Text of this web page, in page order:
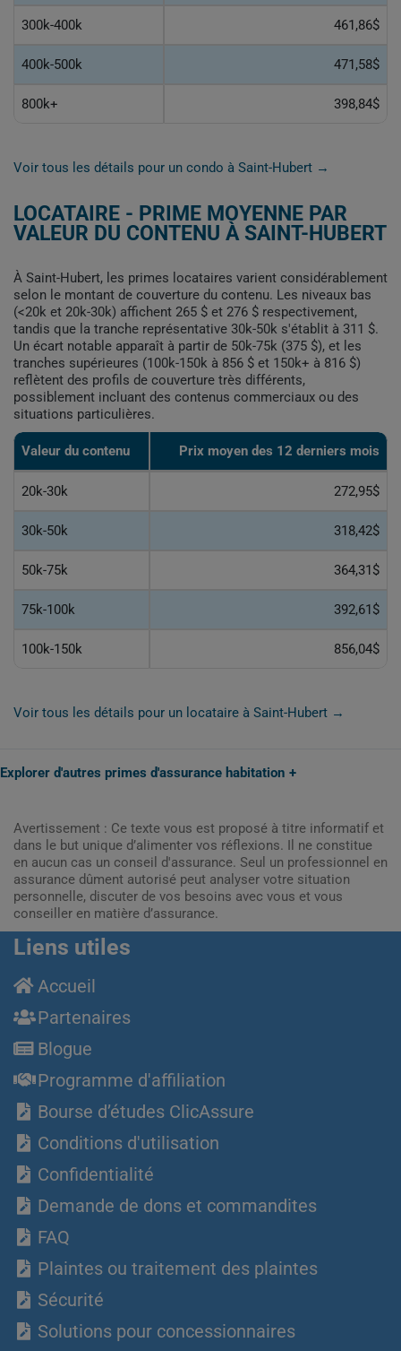
300k-400k 461,86$
400k-500k 471,58$
800k+ 398,84$
Voir tous les détails pour un condo à Saint-Hubert →
LOCATAIRE - PRIME MOYENNE PAR
VALEUR DU CONTENU À SAINT-HUBERT
À Saint-Hubert, les primes locataires varient considérablement
selon le montant de couverture du contenu. Les niveaux bas
(<20k et 20k-30k) affichent 265 $ et 276 $ respectivement,
tandis que la tranche représentative 30k-50k s'établit à 311 $.
Un écart notable apparaît à partir de 50k-75k (375 $), et les
tranches supérieures (100k-150k à 856 $ et 150k+ à 816 $)
reflètent des profils de couverture très différents,
possiblement incluant des contenus commerciaux ou des
situations particulières.
Valeur du contenu Prix moyen des 12 derniers mois
20k-30k 272,95$
30k-50k 318,42$
50k-75k 364,31$
75k-100k 392,61$
100k-150k 856,04$
Voir tous les détails pour un locataire à Saint-Hubert →
Explorer d'autres primes d'assurance habitation
Avertissement : Ce texte vous est proposé à titre informatif et
dans le but unique d’alimenter vos réflexions. Il ne constitue
en aucun cas un conseil d'assurance. Seul un professionnel en
assurance dûment autorisé peut analyser votre situation
personnelle, discuter de vos besoins avec vous et vous
conseiller en matière d’assurance.
Liens utiles
Accueil
Partenaires
Blogue
Programme d'affiliation
Bourse d’études ClicAssure
Conditions d'utilisation
Confidentialité
Demande de dons et commandites
FAQ
Plaintes ou traitement des plaintes
Sécurité
Solutions pour concessionnaires